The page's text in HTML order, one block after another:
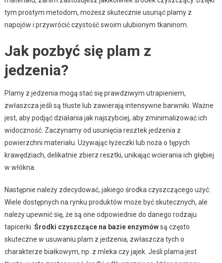
tym prostym metodom, możesz skutecznie usunąć plamy z
napojów i przywrócić czystość swoim ulubionym tkaninom.
Jak pozbyć się plam z
jedzenia?
Plamy z jedzenia mogą stać się prawdziwym utrapieniem,
zwłaszcza jeśli są tłuste lub zawierają intensywne barwniki. Ważne
jest, aby podjąć działania jak najszybciej, aby zminimalizować ich
widoczność. Zaczynamy od usunięcia resztek jedzenia z
powierzchni materiału. Używając łyżeczki lub noża o tępych
krawędziach, delikatnie zbierz resztki, unikając wcierania ich głębiej
w włókna.
Następnie należy zdecydować, jakiego środka czyszczącego użyć.
Wiele dostępnych na rynku produktów może być skutecznych, ale
należy upewnić się, że są one odpowiednie do danego rodzaju
tapicerki. Środki czyszczące na bazie enzymówsą często
skuteczne w usuwaniu plam z jedzenia, zwłaszcza tych o
charakterze białkowym, np. z mleka czy jajek. Jeśli plama jest